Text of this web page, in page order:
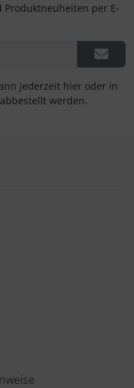
Produktneuheiten per E-
jederzeit hier oder in
werden.